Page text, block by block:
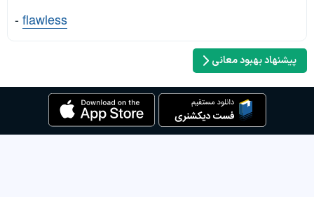
-flawless
پیشنهاد بهبود معانی